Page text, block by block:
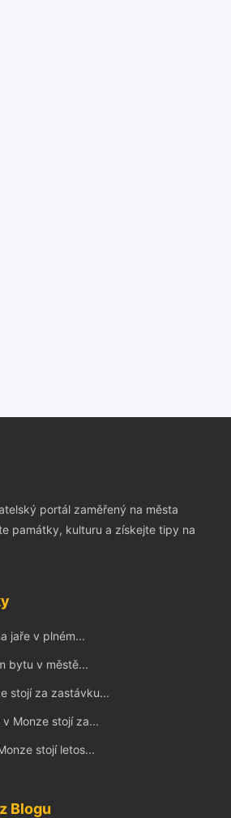
portál zaměřený na města
památky, kulturu a získejte tipy na
jaře v plném...
bytu v městě...
stojí za zastávku...
Monze stojí za...
stojí letos...
Blogu